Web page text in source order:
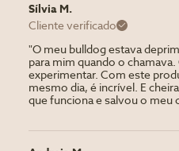
Sílvia M.
Cliente verificado
"O meu bulldog estava
para mim quando o
experimentar. Com este
mesmo dia, é incrível. E
que funciona e salvou o meu